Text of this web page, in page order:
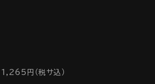
1,265円（税サ込）